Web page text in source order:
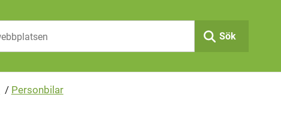
Sök
/ Personbilar